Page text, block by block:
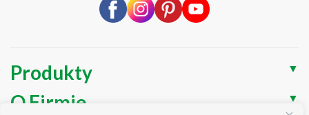
Produkty ▼
O Firmie ▼